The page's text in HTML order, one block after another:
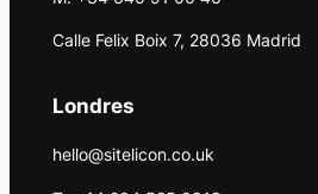
Calle Felix Boix 7, 28036 Madrid
Londres
hello@sitelicon.co.uk